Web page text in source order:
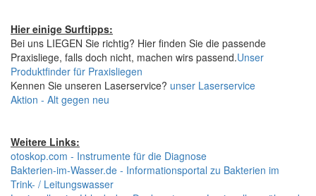
Hier einige Surftipps:
Bei uns LIEGEN Sie richtig? Hier finden Sie die passende
Praxisliege, falls doch nicht, machen wirs passend.Unser
Produktfinder für Praxisliegen
Kennen Sie unseren Laserservice? unser Laserservice
Aktion - Alt gegen neu
Weitere Links:
otoskop.com - Instrumente für die Diagnose
Bakterien-im-Wasser.de - Informationsportal zu Bakterien im
Trink- / Leitungswasser